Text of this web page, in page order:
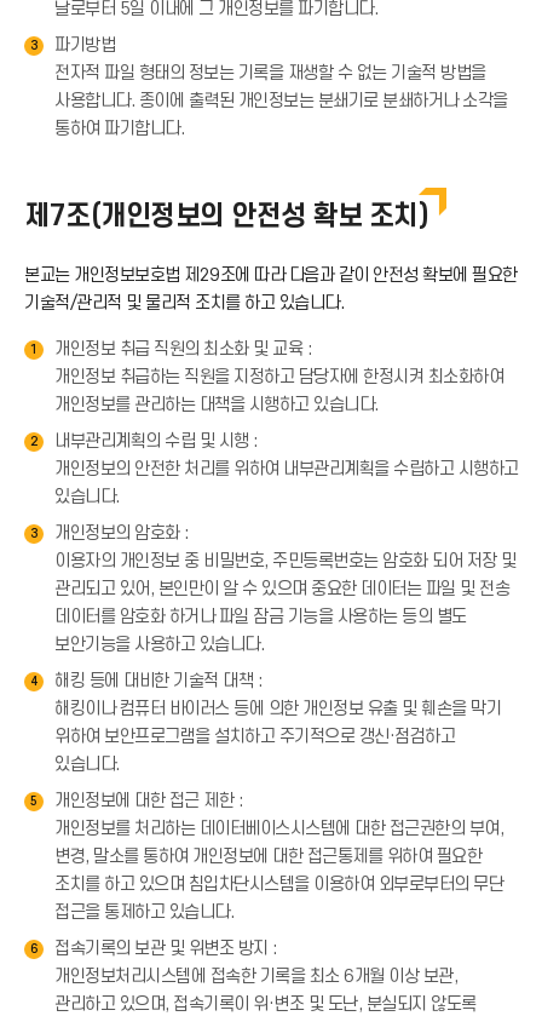
날로부터 5일 이내에 그 개인정보를 파기합니다.
3
파기방법
전자적 파일 형태의 정보는 기록을 재생할 수 없는 기술적 방법을
사용합니다. 종이에 출력된 개인정보는 분쇄기로 분쇄하거나 소각을
통하여 파기합니다.
제7조(개인정보의 안전성 확보 조치)
본교는 개인정보보호법 제29조에 따라 다음과 같이 안전성 확보에 필요한
기술적/관리적 및 물리적 조치를 하고 있습니다.
1
개인정보 취급 직원의 최소화 및 교육 :
개인정보 취급하는 직원을 지정하고 담당자에 한정시켜 최소화하여
개인정보를 관리하는 대책을 시행하고 있습니다.
2
내부관리계획의 수립 및 시행 :
개인정보의 안전한 처리를 위하여 내부관리계획을 수립하고 시행하고
있습니다.
3
개인정보의 암호화 :
이용자의 개인정보 중 비밀번호, 주민등록번호는 암호화 되어 저장 및
관리되고 있어, 본인만이 알 수 있으며 중요한 데이터는 파일 및 전송
데이터를 암호화 하거나 파일 잠금 기능을 사용하는 등의 별도
보안기능을 사용하고 있습니다.
4
해킹 등에 대비한 기술적 대책 :
해킹이나 컴퓨터 바이러스 등에 의한 개인정보 유출 및 훼손을 막기
위하여 보안프로그램을 설치하고 주기적으로 갱신·점검하고
있습니다.
5
개인정보에 대한 접근 제한 :
개인정보를 처리하는 데이터베이스시스템에 대한 접근권한의 부여,
변경, 말소를 통하여 개인정보에 대한 접근통제를 위하여 필요한
조치를 하고 있으며 침입차단시스템을 이용하여 외부로부터의 무단
접근을 통제하고 있습니다.
6
접속기록의 보관 및 위변조 방지 :
개인정보처리시스템에 접속한 기록을 최소 6개월 이상 보관,
관리하고 있으며, 접속기록이 위·변조 및 도난, 분실되지 않도록